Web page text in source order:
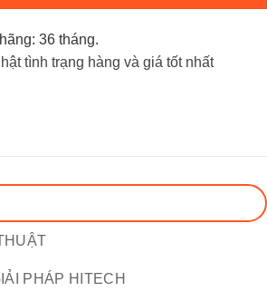
36 tháng.
tình trạng hàng và giá tốt nhất
PHÁP HITECH